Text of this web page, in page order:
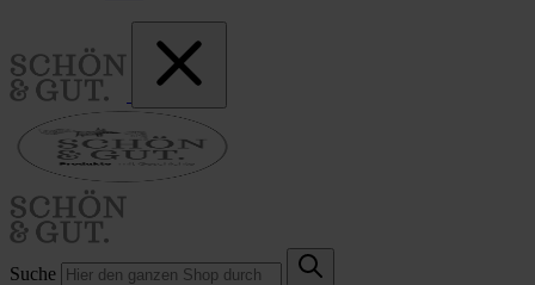
Suche